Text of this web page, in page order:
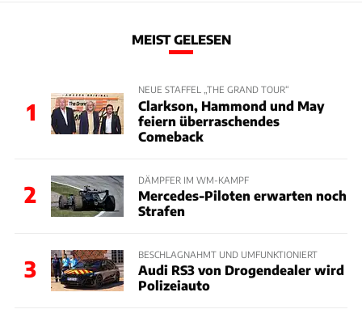
MEIST GELESEN
1
NEUE STAFFEL „THE GRAND TOUR“
Clarkson, Hammond und May
feiern überraschendes
Comeback
2
DÄMPFER IM WM-KAMPF
Mercedes-Piloten erwarten noch
Strafen
3
BESCHLAGNAHMT UND UMFUNKTIONIERT
Audi RS3 von Drogendealer wird
Polizeiauto